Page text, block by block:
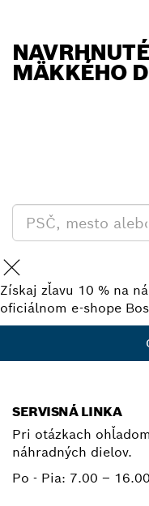
MÄKKÉHO
Získaj zľavu 10 % na
oficiálnom e-shope
SERVISNÁ LINKA
Pri otázkach
náhradných dielov.
Po - Pia: 7.00 – 16.00